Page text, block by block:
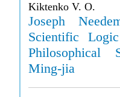
Kiktenko V. O.
Joseph
Scientific
Philosophical
Ming-jia